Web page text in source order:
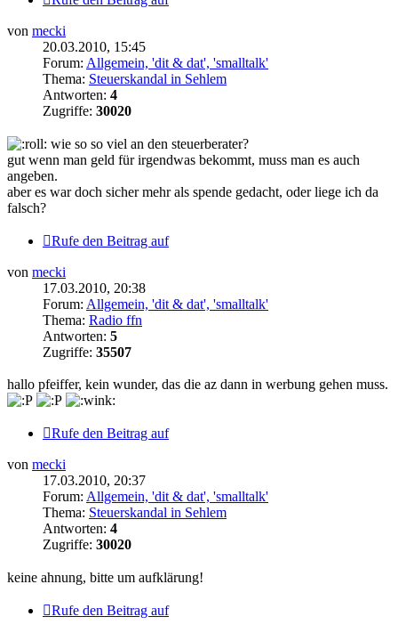
von mecki
20.03.2010, 15:45
Forum: Allgemein, 'dit & dat', 'smalltalk'
Thema: Steuerskandal in Sehlem
Antworten: 4
Zugriffe: 30020
wie so so viel an den steuerberater?
gut wenn man geld für irgendwas bekommt, muss man es auch
angeben.
aber es war doch sicher mehr als spende gedacht, oder liege ich da
falsch?
Rufe den Beitrag auf
von mecki
17.03.2010, 20:38
Forum: Allgemein, 'dit & dat', 'smalltalk'
Thema: Radio ffn
Antworten: 5
Zugriffe: 35507
hallo pfeiffer, kein wunder, das die az dann in werbung gehen muss.
Rufe den Beitrag auf
von mecki
17.03.2010, 20:37
Forum: Allgemein, 'dit & dat', 'smalltalk'
Thema: Steuerskandal in Sehlem
Antworten: 4
Zugriffe: 30020
keine ahnung, bitte um aufklärung!
Rufe den Beitrag auf